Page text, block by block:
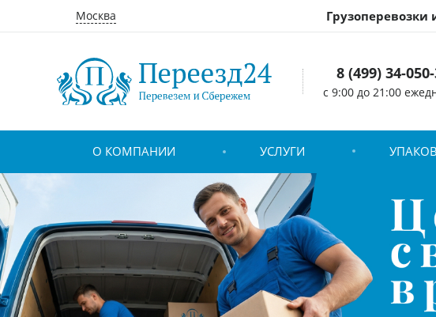
Москва Грузоперевозки
8 (499) 34-
c 9:00 до 21:00
О КОМПАНИИ УСЛУГИ